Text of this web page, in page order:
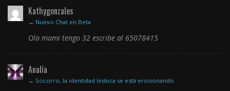
Kathygonzales
→ Nuevo Chat en Beta
Ola mami tengo 32 escribe al 65078415
Analía
→ Socorro, la identidad lésbica se está erosionando